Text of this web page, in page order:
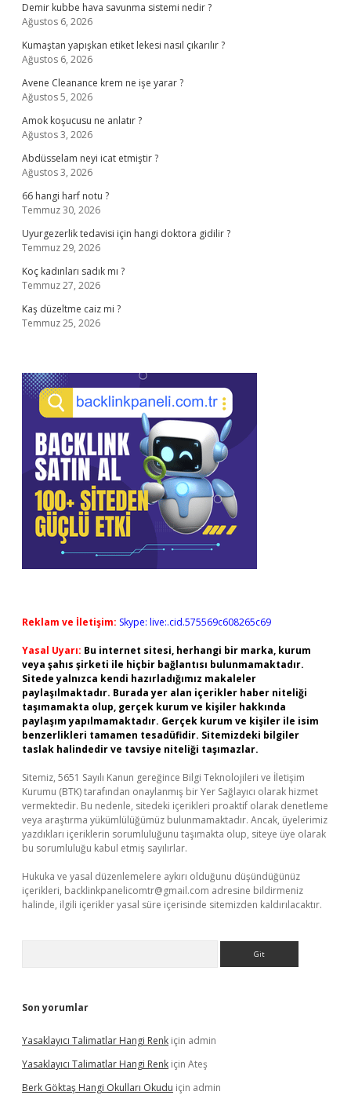
Demir kubbe hava savunma sistemi nedir ?
Ağustos 6, 2026
Kumaştan yapışkan etiket lekesi nasıl çıkarılır ?
Ağustos 6, 2026
Avene Cleanance krem ne işe yarar ?
Ağustos 5, 2026
Amok koşucusu ne anlatır ?
Ağustos 3, 2026
Abdüsselam neyi icat etmiştir ?
Ağustos 3, 2026
66 hangi harf notu ?
Temmuz 30, 2026
Uyurgezerlik tedavisi için hangi doktora gidilir ?
Temmuz 29, 2026
Koç kadınları sadık mı ?
Temmuz 27, 2026
Kaş düzeltme caiz mi ?
Temmuz 25, 2026
Reklam ve İletişim: Skype: live:.cid.575569c608265c69
Yasal Uyarı: Bu internet sitesi, herhangi bir marka, kurum
veya şahıs şirketi ile hiçbir bağlantısı bulunmamaktadır.
Sitede yalnızca kendi hazırladığımız makaleler
paylaşılmaktadır. Burada yer alan içerikler haber niteliği
taşımamakta olup, gerçek kurum ve kişiler hakkında
paylaşım yapılmamaktadır. Gerçek kurum ve kişiler ile isim
benzerlikleri tamamen tesadüfidir. Sitemizdeki bilgiler
taslak halindedir ve tavsiye niteliği taşımazlar.
Sitemiz, 5651 Sayılı Kanun gereğince Bilgi Teknolojileri ve İletişim
Kurumu (BTK) tarafından onaylanmış bir Yer Sağlayıcı olarak hizmet
vermektedir. Bu nedenle, sitedeki içerikleri proaktif olarak denetleme
veya araştırma yükümlülüğümüz bulunmamaktadır. Ancak, üyelerimiz
yazdıkları içeriklerin sorumluluğunu taşımakta olup, siteye üye olarak
bu sorumluluğu kabul etmiş sayılırlar.
Hukuka ve yasal düzenlemelere aykırı olduğunu düşündüğünüz
içerikleri, backlinkpanelicomtr@gmail.com adresine bildirmeniz
halinde, ilgili içerikler yasal süre içerisinde sitemizden kaldırılacaktır.
Son yorumlar
Yasaklayıcı Talimatlar Hangi Renk için admin
Yasaklayıcı Talimatlar Hangi Renk için Ateş
Berk Göktaş Hangi Okulları Okudu için admin